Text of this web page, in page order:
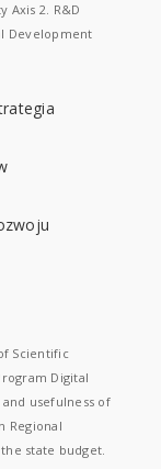
Axis 2. R&D
Development
Scientific
Digital
and usefulness of
Regional
state budget.